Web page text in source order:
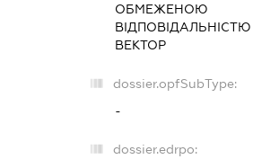
ОБМЕЖЕНОЮ
ВІДПОВІДАЛЬНІСТЮ
ВЕКТОР
dossier.opfSubType:
-
dossier.edrpo: